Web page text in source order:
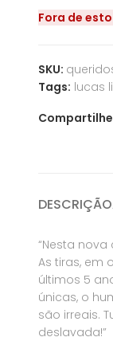
Fora de
SKU:
Tags: lucas
DESCRIÇÃO
“Nesta
As tiras, em
últimos 5
únicas, o
são irreais.
deslavada!”